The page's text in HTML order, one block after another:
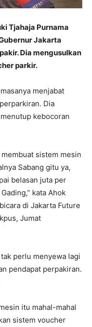
Tjahaja Purnama
Jakarta
Dia mengusulkan
parkir.
menjabat
Dia
kebocoran
sistem mesin
Sabang gitu ya,
belasan juta per
kata Ahok
di Jakarta Future
Jumat
perlu menyewa lagi
pendapat perpakiran.
itu mahal-mahal
sistem voucher